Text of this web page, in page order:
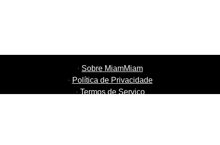
· Sobre MiamMiam
· Política de Privacidade
· Termos de Serviço